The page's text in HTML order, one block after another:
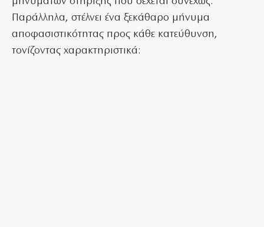
Παράλληλα, στέλνει ένα ξεκάθαρο μήνυμα
αποφασιστικότητας προς κάθε κατεύθυνση,
τονίζοντας χαρακτηριστικά: